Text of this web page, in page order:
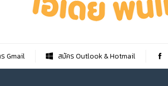
Gmail สมัคร Outlook & Hotmail